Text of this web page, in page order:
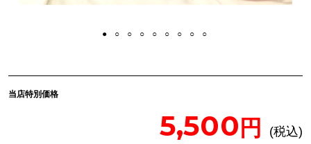
当店特別価格
5,500